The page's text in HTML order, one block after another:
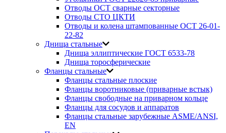
Отводы ОСТ сварные секторные
Отводы СТО ЦКТИ
Отводы и колена штампованные ОСТ 26-01-
22-82
Днища стальные
Днища эллиптические ГОСТ 6533-78
Днища торосферические
Фланцы стальные
Фланцы стальные плоские
Фланцы воротниковые (приварные встык)
Фланцы свободные на приварном кольце
Фланцы для сосудов и аппаратов
Фланцы стальные зарубежные ASME/ANSI,
EN